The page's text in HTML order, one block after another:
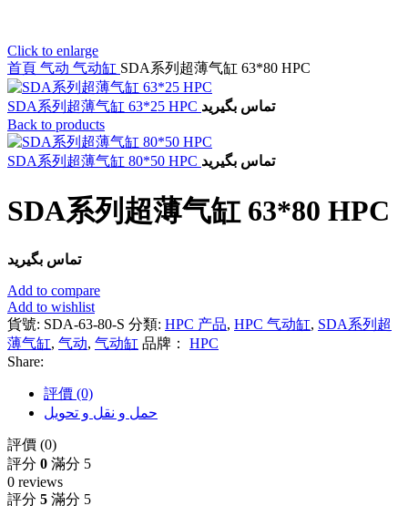
Click to enlarge
首頁 气动 气动缸 SDA系列超薄气缸 63*80 HPC
SDA系列超薄气缸 63*25 HPC تماس بگیرید
Back to products
SDA系列超薄气缸 80*50 HPC تماس بگیرید
SDA系列超薄气缸 63*80 HPC
تماس بگیرید
Add to compare
Add to wishlist
貨號: SDA-63-80-S 分類: HPC 产品, HPC 气动缸, SDA系列超
薄气缸, 气动, 气动缸 品牌： HPC
Share:
評價 (0)
حمل و نقل و تحویل
評價 (0)
評分 0 滿分 5
0 reviews
評分 5 滿分 5